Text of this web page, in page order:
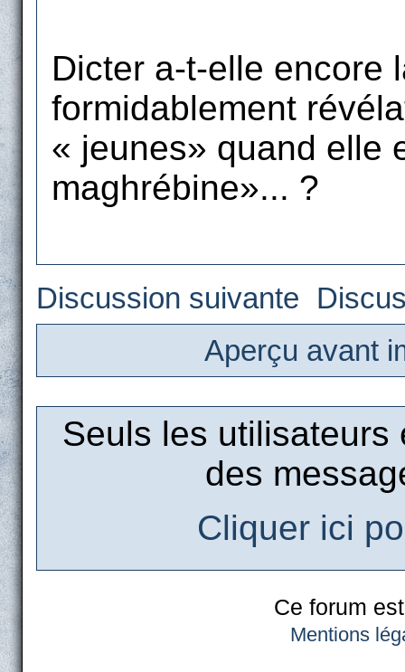
Dicter a-t-elle encore
formidablement
« jeunes» quand elle
maghrébine»... ?
Discussion suivante
Aperçu avant
Seuls les
des
Cliquer ici
Ce forum
Mentions